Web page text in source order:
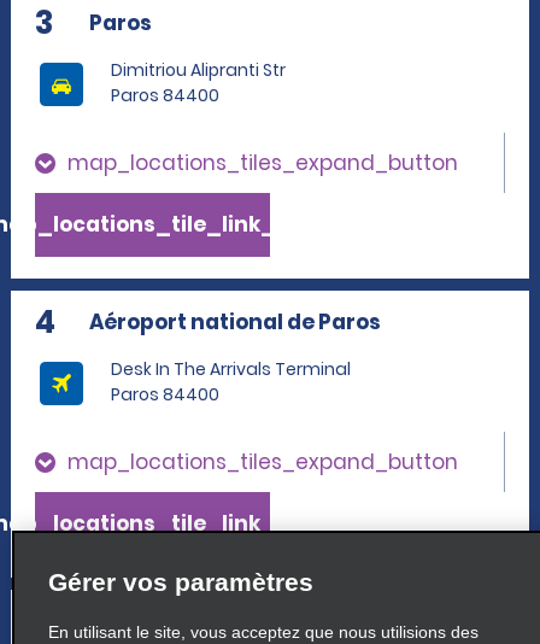
3 Paros
Dimitriou Alipranti Str
Paros 84400
map_locations_tiles_expand_button
4 Aéroport national de Paros
Desk In The Arrivals Terminal
Paros 84400
map_locations_tiles_expand_button
5 Naxos
Gérer vos paramètres
En utilisant le site, vous acceptez que nous utilisions des